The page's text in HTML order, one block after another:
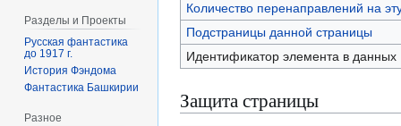
Количество перенаправлений на
Подстраницы данной страницы
Идентификатор элемента в данных
Защита страницы
Разделы и Проекты
Русская фантастика
до 1917 г.
История Фэндома
Фантастика Башкирии
Разное